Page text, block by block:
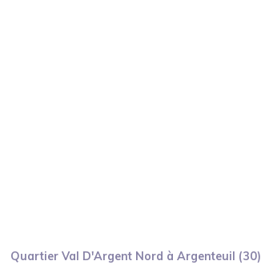
QuartierVal D'Argent Nord àArgenteuil (30)